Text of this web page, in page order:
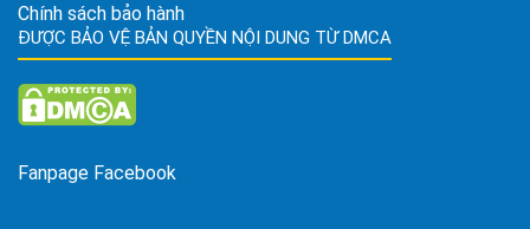
Chính sách bảo hành
ĐƯỢC BẢO VỆ BẢN QUYỀN NỘI DUNG TỪ DMCA
Fanpage Facebook